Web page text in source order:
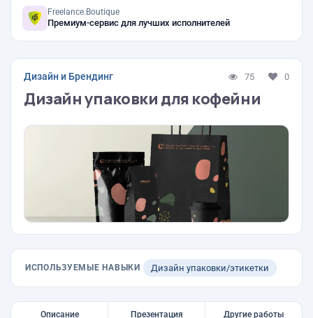
Freelance.Boutique
Премиум-сервис для лучших исполнителей
Дизайн и Брендинг 75 0
Дизайн упаковки для кофейни
ИСПОЛЬЗУЕМЫЕ НАВЫКИ Дизайн упаковки/этикетки
Описание Презентация Другие работы